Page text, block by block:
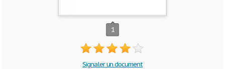
1
Signaler un document